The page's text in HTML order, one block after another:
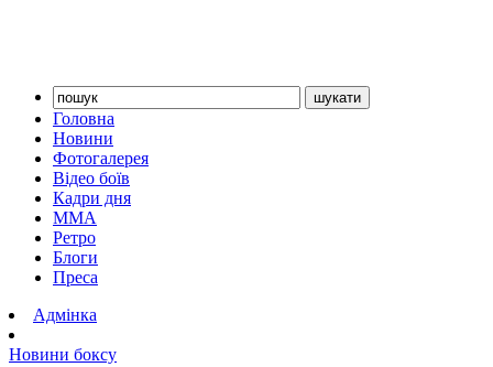
Головна
Новини
Фотогалерея
Відео боїв
Кадри дня
ММА
Ретро
Блоги
Преса
Адмінка
Новини боксу